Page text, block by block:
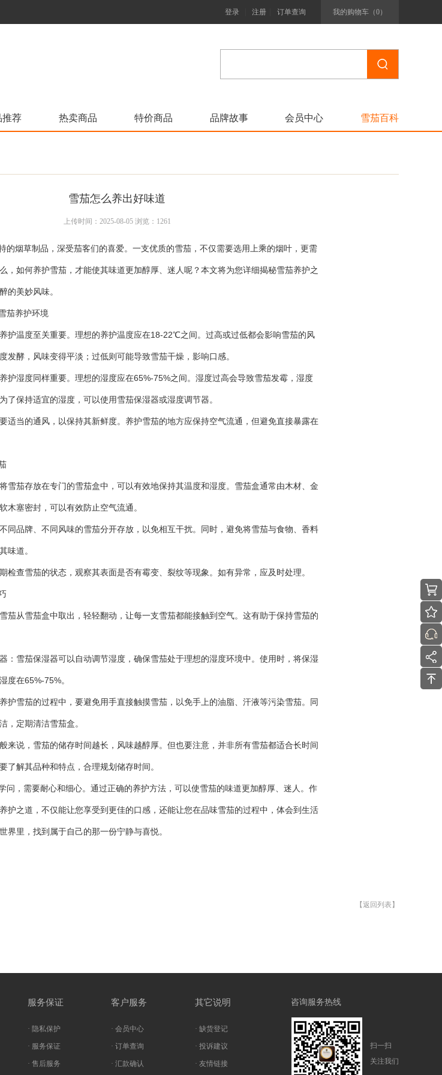
登录 注册 订单查询 我的购物车（0）
推荐 热卖商品 特价商品 品牌故事 会员中心 雪茄百科
雪茄怎么养出好味道
上传时间：2025-08-05 浏览：1261
的烟草制品，深受茄客们的喜爱。一支优质的雪茄，不仅需要选用上乘的烟叶，更需
，如何养护雪茄，才能使其味道更加醇厚、迷人呢？本文将为您详细揭秘雪茄养护之
的美妙风味。
茄养护环境
护温度至关重要。理想的养护温度应在18-22℃之间。过高或过低都会影响雪茄的风
发酵，风味变得平淡；过低则可能导致雪茄干燥，影响口感。
护湿度同样重要。理想的湿度应在65%-75%之间。湿度过高会导致雪茄发霉，湿度
了保持适宜的湿度，可以使用雪茄保湿器或湿度调节器。
适当的通风，以保持其新鲜度。养护雪茄的地方应保持空气流通，但避免直接暴露在
雪茄存放在专门的雪茄盒中，可以有效地保持其温度和湿度。雪茄盒通常由木材、金
木塞密封，可以有效防止空气流通。
同品牌、不同风味的雪茄分开存放，以免相互干扰。同时，避免将雪茄与食物、香料
味道。
检查雪茄的状态，观察其表面是否有霉变、裂纹等现象。如有异常，应及时处理。
茄从雪茄盒中取出，轻轻翻动，让每一支雪茄都能接触到空气。这有助于保持雪茄的
：雪茄保湿器可以自动调节湿度，确保雪茄处于理想的湿度环境中。使用时，将保湿
度在65%-75%。
护雪茄的过程中，要避免用手直接触摸雪茄，以免手上的油脂、汗液等污染雪茄。同
，定期清洁雪茄盒。
来说，雪茄的储存时间越长，风味越醇厚。但也要注意，并非所有雪茄都适合长时间
了解其品种和特点，合理规划储存时间。
问，需要耐心和细心。通过正确的养护方法，可以使雪茄的味道更加醇厚、迷人。作
护之道，不仅能让您享受到更佳的口感，还能让您在品味雪茄的过程中，体会到生活
界里，找到属于自己的那一份宁静与喜悦。
【返回列表】
服务保证
· 隐私保护
· 服务保证
· 售后服务
客户服务
· 会员中心
· 订单查询
· 汇款确认
其它说明
· 缺货登记
· 投诉建议
· 友情链接
咨询服务热线
扫一扫
关注我们